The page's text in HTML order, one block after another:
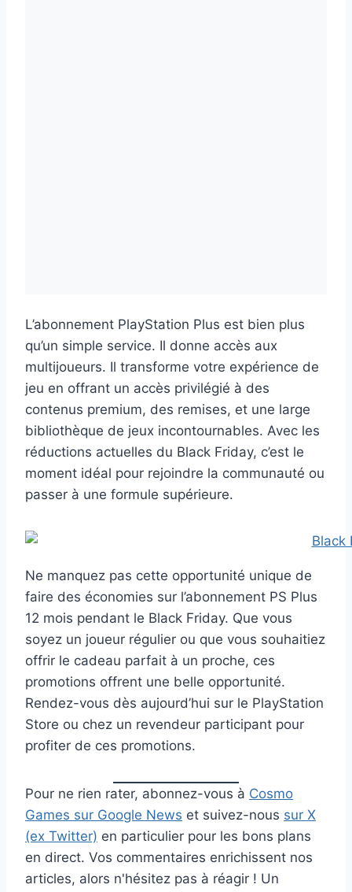
L’abonnement PlayStation Plus est bien plus
qu’un simple service. Il donne accès aux
multijoueurs. Il transforme votre expérience de
jeu en offrant un accès privilégié à des
contenus premium, des remises, et une large
bibliothèque de jeux incontournables. Avec les
réductions actuelles du Black Friday, c’est le
moment idéal pour rejoindre la communauté ou
passer à une formule supérieure.
Ne manquez pas cette opportunité unique de
faire des économies sur l’abonnement PS Plus
12 mois pendant le Black Friday. Que vous
soyez un joueur régulier ou que vous souhaitiez
offrir le cadeau parfait à un proche, ces
promotions offrent une belle opportunité.
Rendez-vous dès aujourd’hui sur le PlayStation
Store ou chez un revendeur participant pour
profiter de ces promotions.
Pour ne rien rater, abonnez-vous à Cosmo
Games sur Google News et suivez-nous sur X
(ex Twitter) en particulier pour les bons plans
en direct. Vos commentaires enrichissent nos
articles, alors n'hésitez pas à réagir ! Un